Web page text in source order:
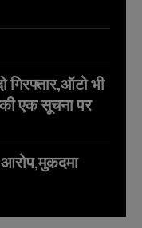
गिरफ्तार,ऑटो भी
एक सूचना पर
आरोप,मुकदमा